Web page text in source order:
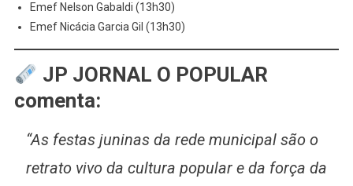
Emef Nelson Gabaldi (13h30)
Emef Nicácia Garcia Gil (13h30)
JP JORNAL O POPULAR
comenta:
“As festas juninas da rede municipal são o
retrato vivo da cultura popular e da força da